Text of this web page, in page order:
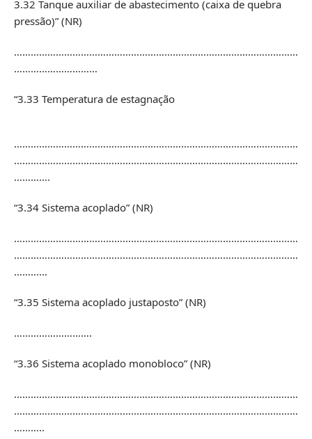
3.32 Tanque auxiliar de abastecimento (caixa de quebra
pressão)” (NR)
…………………………………………………………………………………………
…………………………
“3.33 Temperatura de estagnação
…………………………………………………………………………………………
…………………………………………………………………………………………
………….
“3.34 Sistema acoplado” (NR)
…………………………………………………………………………………………
…………………………………………………………………………………………
…………
“3.35 Sistema acoplado justaposto” (NR)
……………………….
“3.36 Sistema acoplado monobloco” (NR)
…………………………………………………………………………………………
…………………………………………………………………………………………
………..